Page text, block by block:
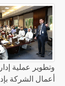
وتطوير عملية
أعمال الشركة